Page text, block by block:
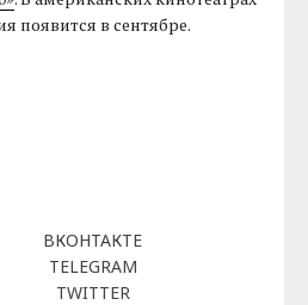
появится в сентябре.
ВКОНТАКТЕ
TELEGRAM
TWITTER